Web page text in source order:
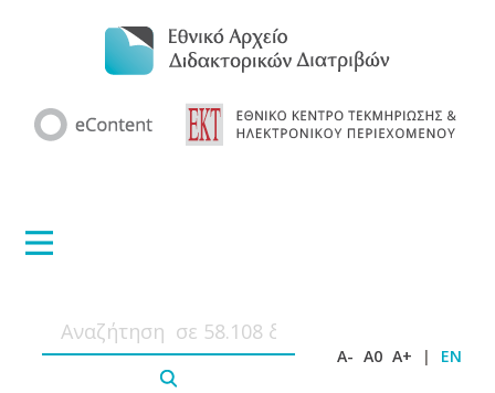
A- A0 A+ | EN